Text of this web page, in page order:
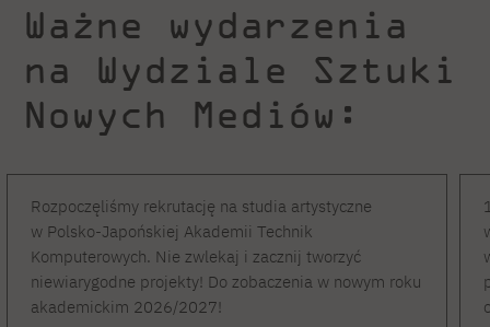
Ważne wydarzenia
na Wydziale Sztuki
Nowych Mediów:
Rozpoczęliśmy rekrutację na studia artystyczne
w Polsko-Japońskiej Akademii Technik
Komputerowych. Nie zwlekaj i zacznij tworzyć
niewiarygodne projekty! Do zobaczenia w nowym roku
akademickim 2026/2027!